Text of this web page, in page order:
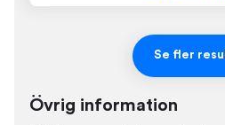
Se fler
Övrig information